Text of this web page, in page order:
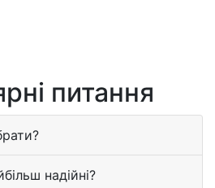
питання
надійні?